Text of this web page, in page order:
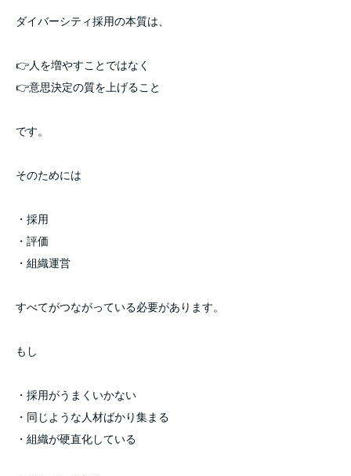
ダイバーシティ採用の本質は、
👉人を増やすことではなく
👉意思決定の質を上げること
です。
そのためには
・採用
・評価
・組織運営
すべてがつながっている必要があります。
もし
・採用がうまくいかない
・同じような人材ばかり集まる
・組織が硬直化している